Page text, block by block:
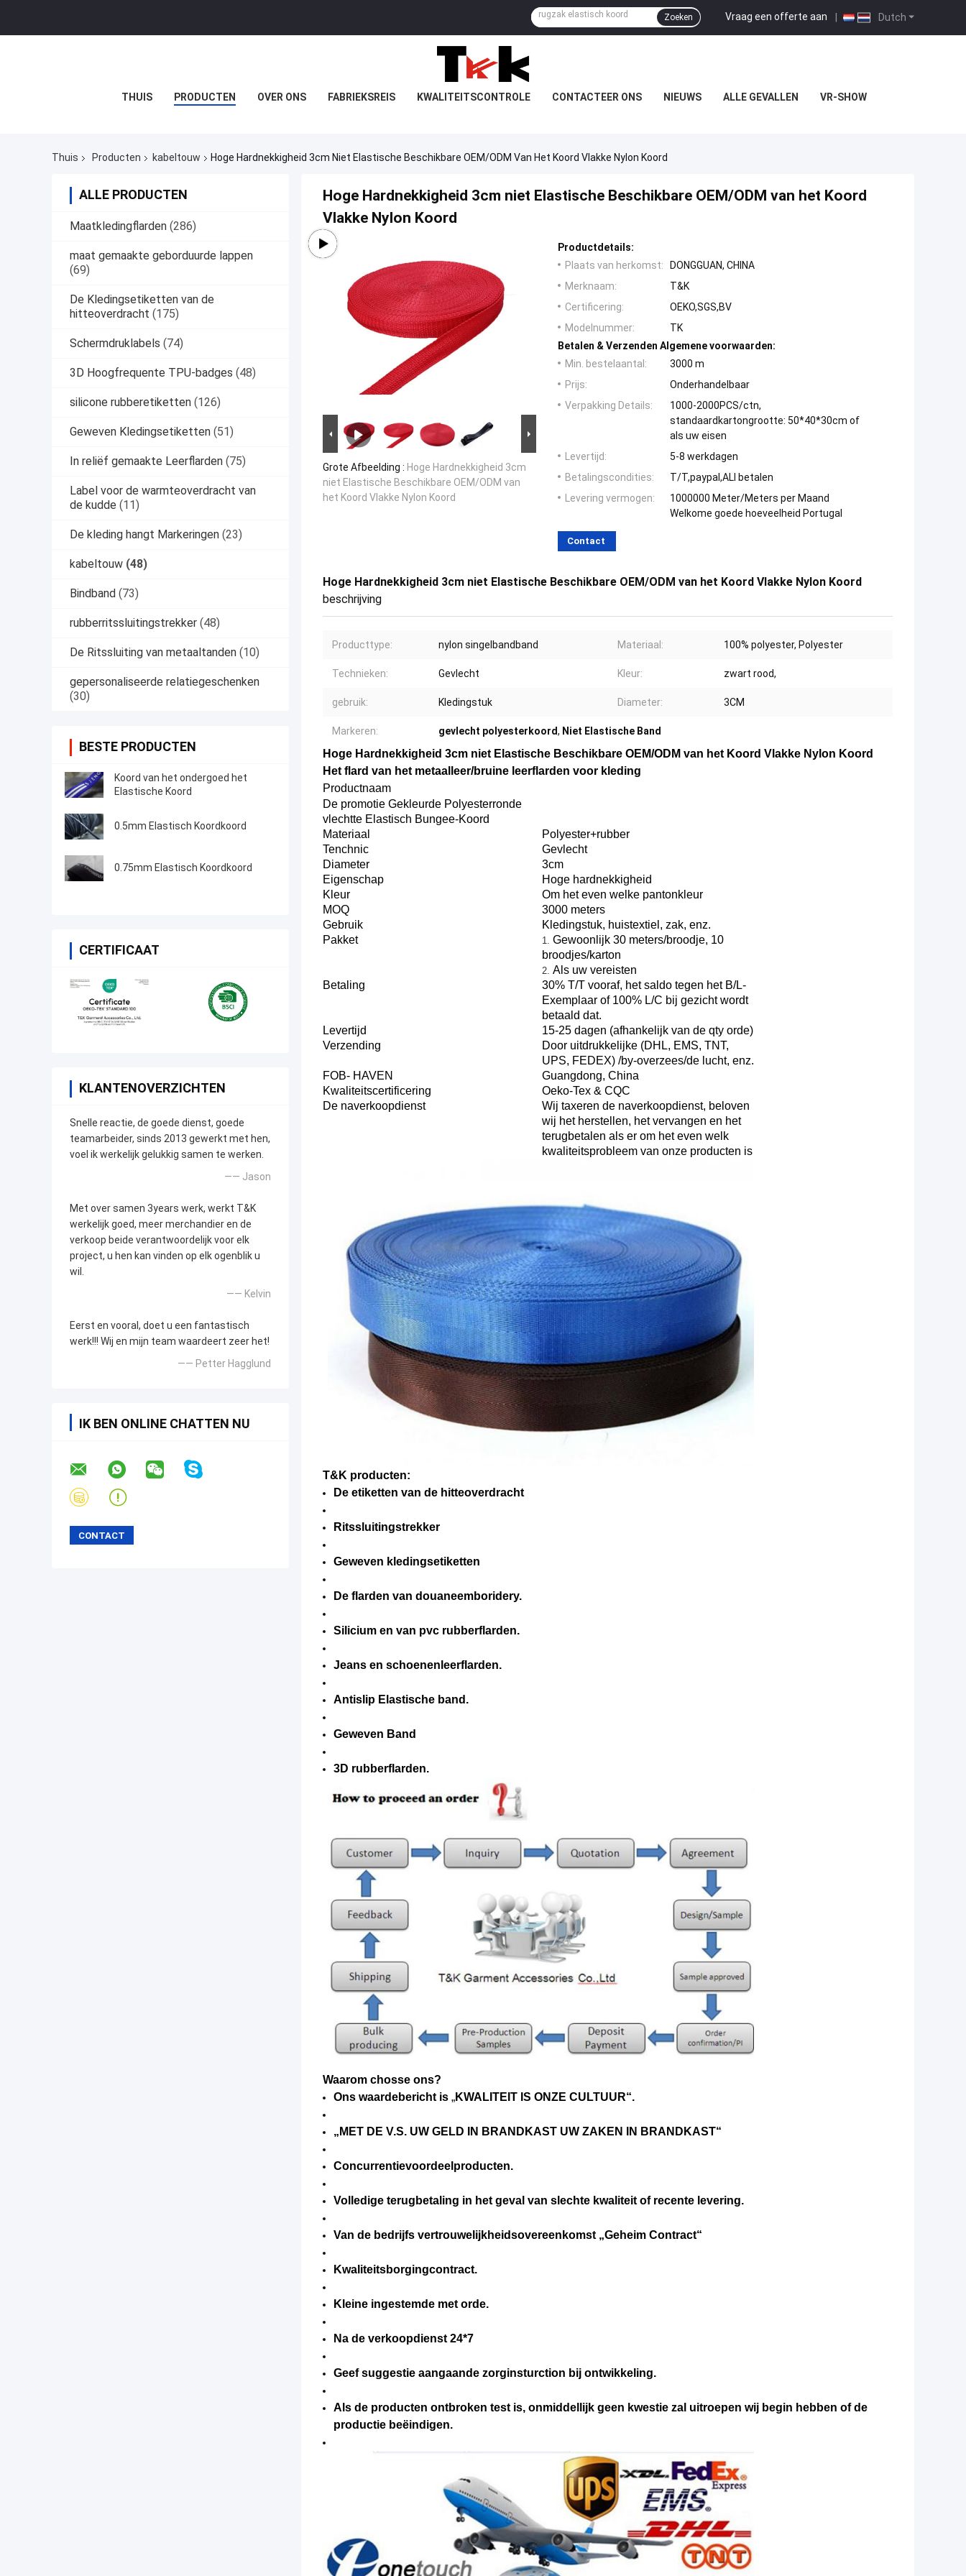
Dutch
Vraag een offerte aan |
Zoeken
THUIS PRODUCTEN OVER ONS FABRIEKSREIS KWALITEITSCONTROLE CONTACTEER ONS NIEUWS ALLE GEVALLEN VR-SHOW
Thuis Producten kabeltouw Hoge Hardnekkigheid 3cm Niet Elastische Beschikbare OEM/ODM Van Het Koord Vlakke Nylon Koord
ALLE PRODUCTEN
Maatkledingflarden (286)
maat gemaakte geborduurde lappen
(69)
De Kledingsetiketten van de
hitteoverdracht (175)
Schermdruklabels (74)
3D Hoogfrequente TPU-badges (48)
silicone rubberetiketten (126)
Geweven Kledingsetiketten (51)
In reliëf gemaakte Leerflarden (75)
Label voor de warmteoverdracht van
de kudde (11)
De kleding hangt Markeringen (23)
kabeltouw (48)
Bindband (73)
rubberritssluitingstrekker (48)
De Ritssluiting van metaaltanden (10)
gepersonaliseerde relatiegeschenken
(30)
BESTE PRODUCTEN
Koord van het ondergoed het
Elastische Koord
0.5mm Elastisch Koordkoord
0.75mm Elastisch Koordkoord
CERTIFICAAT
KLANTENOVERZICHTEN
Snelle reactie, de goede dienst, goede
teamarbeider, sinds 2013 gewerkt met hen,
voel ik werkelijk gelukkig samen te werken.
—— Jason
Met over samen 3years werk, werkt T&K
werkelijk goed, meer merchandier en de
verkoop beide verantwoordelijk voor elk
project, u hen kan vinden op elk ogenblik u
wil.
—— Kelvin
Eerst en vooral, doet u een fantastisch
werk!!! Wij en mijn team waardeert zeer het!
—— Petter Hagglund
IK BEN ONLINE CHATTEN NU
Hoge Hardnekkigheid 3cm niet Elastische Beschikbare OEM/ODM van het Koord
Vlakke Nylon Koord
Grote Afbeelding : Hoge Hardnekkigheid 3cm
niet Elastische Beschikbare OEM/ODM van
het Koord Vlakke Nylon Koord
Productdetails:
Plaats van herkomst:
DONGGUAN, CHINA
Merknaam:
T&K
Certificering:
OEKO,SGS,BV
Modelnummer:
TK
Betalen & Verzenden Algemene voorwaarden:
Min. bestelaantal:
3000 m
Prijs:
Onderhandelbaar
Verpakking Details:
1000-2000PCS/ctn,
standaardkartongrootte: 50*40*30cm of
als uw eisen
Levertijd:
5-8 werkdagen
Betalingscondities:
T/T,paypal,ALI betalen
Levering vermogen:
1000000 Meter/Meters per Maand
Welkome goede hoeveelheid Portugal
Contact
Hoge Hardnekkigheid 3cm niet Elastische Beschikbare OEM/ODM van het Koord Vlakke Nylon Koord
beschrijving
Producttype: nylon singelbandband Materiaal: 100% polyester, Polyester
Technieken: Gevlecht Kleur: zwart rood,
gebruik: Kledingstuk Diameter: 3CM
Markeren: gevlecht polyesterkoord, Niet Elastische Band
Hoge Hardnekkigheid 3cm niet Elastische Beschikbare OEM/ODM van het Koord Vlakke Nylon Koord
Het flard van het metaalleer/bruine leerflarden voor kleding
Productnaam
De promotie Gekleurde Polyesterronde
vlechtte Elastisch Bungee-Koord
Materiaal
Polyester+rubber
Tenchnic
Gevlecht
Diameter
3cm
Eigenschap
Hoge hardnekkigheid
Kleur
Om het even welke pantonkleur
MOQ
3000 meters
Gebruik
Kledingstuk, huistextiel, zak, enz.
Pakket
1. Gewoonlijk 30 meters/broodje, 10
broodjes/karton
2. Als uw vereisten
Betaling
30% T/T vooraf, het saldo tegen het B/L-
Exemplaar of 100% L/C bij gezicht wordt
betaald dat.
Levertijd
15-25 dagen (afhankelijk van de qty orde)
Verzending
Door uitdrukkelijke (DHL, EMS, TNT,
UPS, FEDEX) /by-overzees/de lucht, enz.
FOB- HAVEN
Guangdong, China
Kwaliteitscertificering
Oeko-Tex & CQC
De naverkoopdienst
Wij taxeren de naverkoopdienst, beloven
wij het herstellen, het vervangen en het
terugbetalen als er om het even welk
kwaliteitsprobleem van onze producten is
T&K producten:
De etiketten van de hitteoverdracht
Ritssluitingstrekker
Geweven kledingsetiketten
De flarden van douaneemboridery.
Silicium en van pvc rubberflarden.
Jeans en schoenenleerflarden.
Antislip Elastische band.
Geweven Band
3D rubberflarden.
Waarom chosse ons?
Ons waardebericht is „KWALITEIT IS ONZE CULTUUR“.
„MET DE V.S. UW GELD IN BRANDKAST UW ZAKEN IN BRANDKAST“
Concurrentievoordeelproducten.
Volledige terugbetaling in het geval van slechte kwaliteit of recente levering.
Van de bedrijfs vertrouwelijkheidsovereenkomst „Geheim Contract“
Kwaliteitsborgingcontract.
Kleine ingestemde met orde.
Na de verkoopdienst 24*7
Geef suggestie aangaande zorginsturction bij ontwikkeling.
Als de producten ontbroken test is, onmiddellijk geen kwestie zal uitroepen wij begin hebben of de
productie beëindigen.